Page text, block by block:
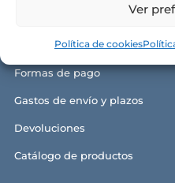
Ver
Política de cookies
GUÍA DE COMPRA
Condiciones generales de
Formas de pago
Gastos de envío y plazos
Devoluciones
Catálogo de productos